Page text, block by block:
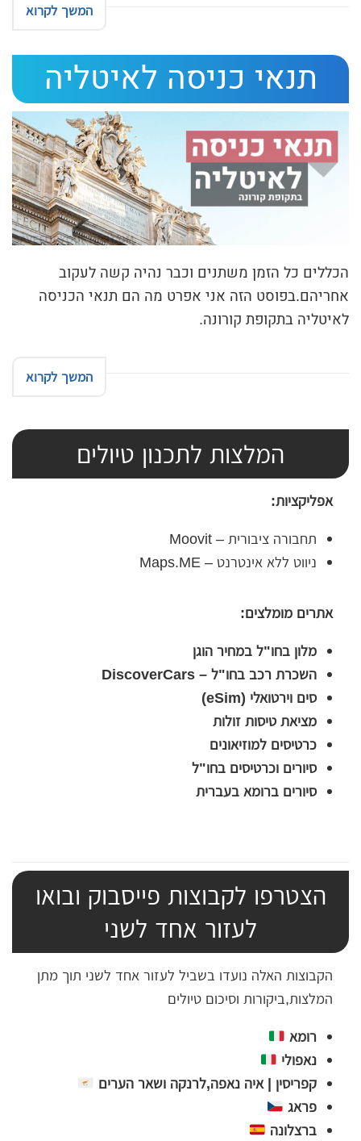
המשך לקרוא
תנאי כניסה לאיטליה
הכללים כל הזמן משתנים וכבר נהיה קשה לעקוב
אחריהם.בפוסט הזה אני אפרט מה הם תנאי הכניסה
לאיטליה בתקופת קורונה.
המשך לקרוא
המלצות לתכנון טיולים
אפליקציות:
תחבורה ציבורית – Moovit
ניווט ללא אינטרנט – Maps.ME
אתרים מומלצים:
מלון בחו"ל במחיר הוגן
השכרת רכב בחו"ל – DiscoverCars
סים וירטואלי (eSim)
מציאת טיסות זולות
כרטיסים למוזיאונים
סיורים וכרטיסים בחו"ל
סיורים ברומא בעברית
הצטרפו לקבוצות פייסבוק ובואו
לעזור אחד לשני
הקבוצות האלה נועדו בשביל לעזור אחד לשני תוך מתן
המלצות,ביקורות וסיכום טיולים
רומא
נאפולי
קפריסין | איה נאפה,לרנקה ושאר הערים
פראג
ברצלונה